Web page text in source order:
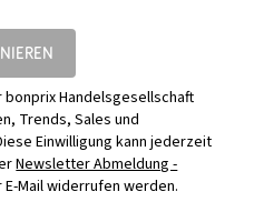
Handelsgesellschaft
Trends, Sales und
Einwilligung kann jederzeit
Newsletter Abmeldung -
Mail widerrufen werden.